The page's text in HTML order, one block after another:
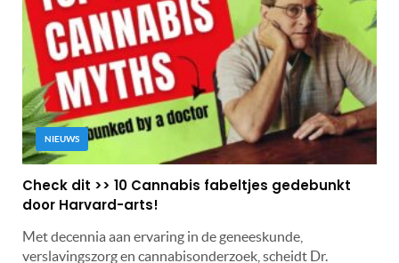
NIEUWS
Check dit >> 10 Cannabis fabeltjes gedebunkt
door Harvard-arts!
Met decennia aan ervaring in de geneeskunde,
verslavingszorg en cannabisonderzoek, scheidt Dr.